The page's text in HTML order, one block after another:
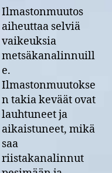
ilmastonmuutoksesta
Ilmastonmuutos
aiheuttaa selviä
vaikeuksia
metsäkanalinnuill
e.
Ilmastonmuutokse
n takia keväät ovat
lauhtuneet ja
aikaistuneet, mikä
saa
riistakanalinnut